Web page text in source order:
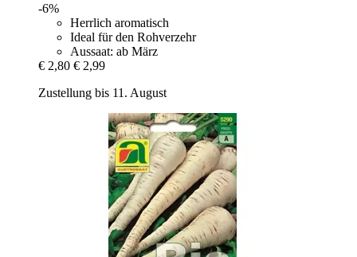
-6%
Herrlich aromatisch
Ideal für den Rohverzehr
Aussaat: ab März
€ 2,80 € 2,99
Zustellung bis 11. August